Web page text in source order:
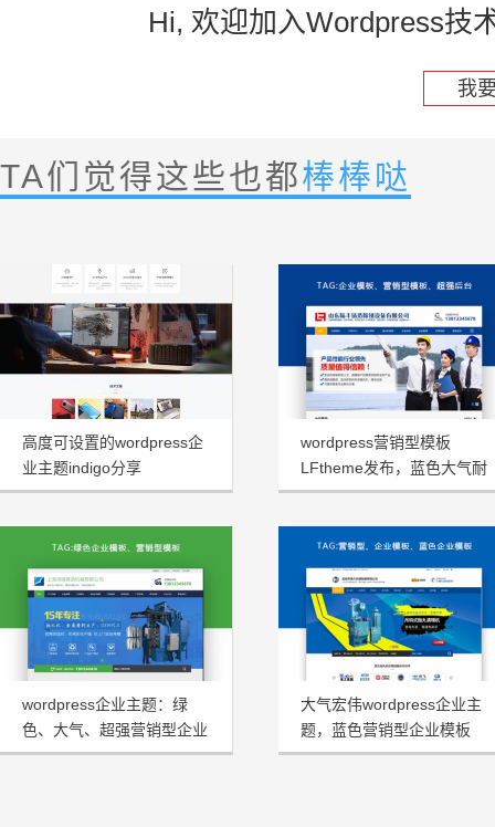
Hi, 欢迎加入Wordpress技
我
TA们觉得这些也都棒棒哒
高度可设置的wordpress企
业主题indigo分享
wordpress营销型模板
LFtheme发布，蓝色大气耐
看型首选
wordpress企业主题：绿
色、大气、超强营销型企业
模板HRtheme发布
大气宏伟wordpress企业主
题，蓝色营销型企业模板
HJtheme发布